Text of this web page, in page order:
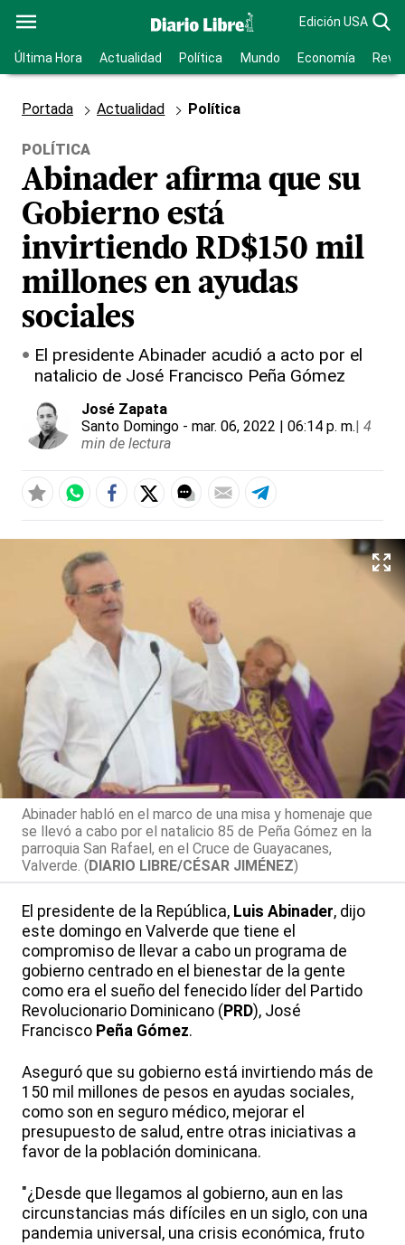
Edición USA
Última Hora Actualidad Política Mundo Economía
Portada Actualidad Política
POLÍTICA
Abinader afirma que su
Gobierno está
invirtiendo RD$150 mil
millones en ayudas
sociales
El presidente Abinader acudió a acto por el
natalicio de José Francisco Peña Gómez
José Zapata
Santo Domingo - mar. 06, 2022 | 06:14 p. m.| 4
min de lectura
Abinader habló en el marco de una misa y homenaje que
se llevó a cabo por el natalicio 85 de Peña Gómez en la
parroquia San Rafael, en el Cruce de Guayacanes,
Valverde. (DIARIO LIBRE/CÉSAR JIMÉNEZ)
El presidente de la República, Luis Abinader, dijo
este domingo en Valverde que tiene el
compromiso de llevar a cabo un programa de
gobierno centrado en el bienestar de la gente
como era el sueño del fenecido líder del Partido
Revolucionario Dominicano ( PRD), José
Francisco Peña Gómez.
Aseguró que su gobierno está invirtiendo más de
150 mil millones de pesos en ayudas sociales,
como son en seguro médico, mejorar el
presupuesto de salud, entre otras iniciativas a
favor de la población dominicana.
"¿Desde que llegamos al gobierno, aun en las
circunstancias más difíciles en un siglo, con una
pandemia universal, una crisis económica, fruto